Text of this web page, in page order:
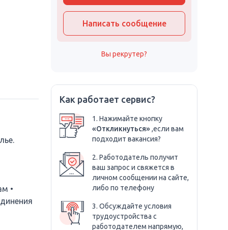
•
Написать сообщение
Вы рекрутер?
Как работает сервис?
1. Нажимайте кнопку
«Откликнуться»,если вам
подходит вакансия?
2. Работодатель получит
ваш запрос и свяжется в
личном сообщении на сайте,
либо по телефону
3. Обсуждайте условия
трудоустройства с
работодателем напрямую,